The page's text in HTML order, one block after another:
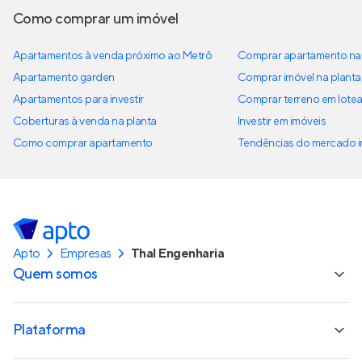
Como comprar um imóvel
Apartamentos à venda próximo ao Metrô
Apartamento garden
Apartamentos para investir
Coberturas à venda na planta
Como comprar apartamento
Comprar apartamento
Comprar imóvel na planta
Comprar terreno em
Investir em imóveis
Tendências do mercado
Apto Empresas Thal Engenharia
Quem somos
Plataforma